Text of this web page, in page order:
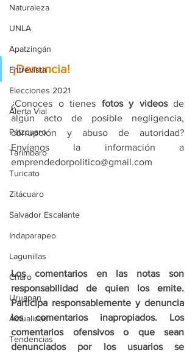
Naturaleza
UNLA
Apatzingán
Entrevista
Elecciones 2021
Alerta Vial
Pátzcuaro
Tarímbaro
Turicato
Zitácuaro
Salvador Escalante
Indaparapeo
Lagunillas
Charo
Uruapan
Actualidad
Tendencias
¡Denuncia!
¿Conoces o tienes fotos y videos de
algún acto de posible negligencia,
corrupción y abuso de autoridad?
Envíanos la información a
emprendedorpolitico@gmail.com
Los comentarios en las notas son
responsabilidad de quien los emite.
Participa responsablemente y denuncia
los comentarios inapropiados. Los
comentarios ofensivos o que sean
denunciados por los usuarios se